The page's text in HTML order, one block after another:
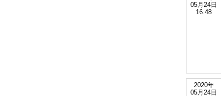
05月24日
16:48
2020年
05月24日